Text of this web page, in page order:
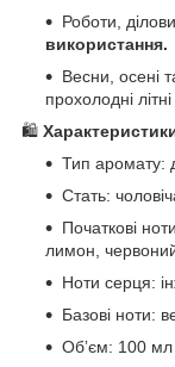
Роботи,
використання.
Весни, осені
прохолодні літні
🛍️
Тип аромату:
Стать:
Початкові
лимон,
Ноти серця:
Базові ноти:
Обʼєм: 100 мл